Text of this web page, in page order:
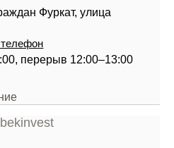
Фуркат, улица
телефон
перерыв 12:00–13:00